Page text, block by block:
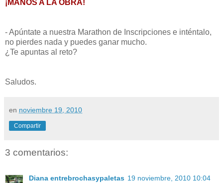
¡MANOS A LA OBRA!
- Apúntate a nuestra Marathon de Inscripciones e inténtalo,
no pierdes nada y puedes ganar mucho.
¿Te apuntas al reto?
Saludos.
en noviembre 19, 2010
Compartir
3 comentarios:
Diana entrebrochasypaletas 19 noviembre, 2010 10:04